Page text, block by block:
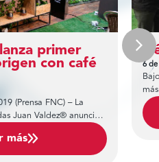
primer
con café
(Prensa FNC) – La
Juan Valdez® anunció
café liofilizado de
que resultó ganador
más
6